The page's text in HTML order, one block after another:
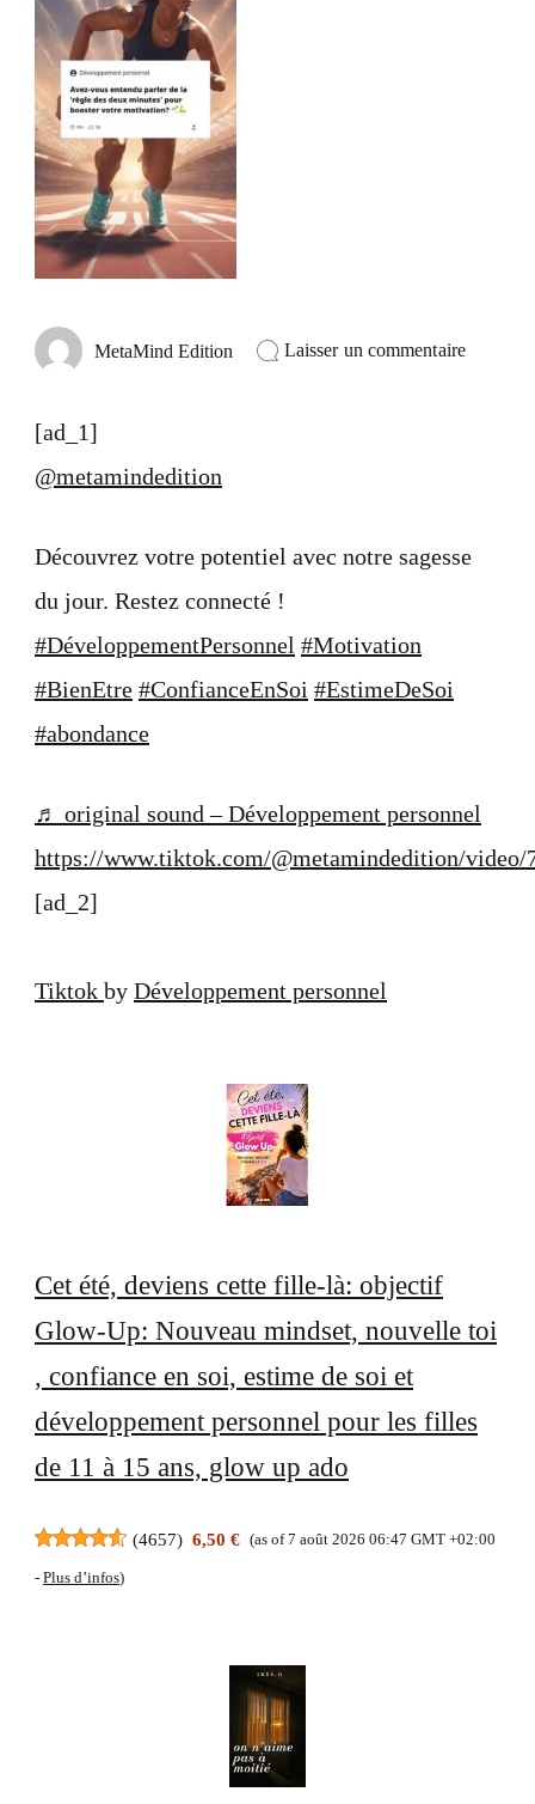
MetaMind Edition Laisser un commentairesur
jour.
[ad_1]
@metamindedition
Découvrez votre potentiel avec notre sagesse
du jour. Restez connecté !
#DéveloppementPersonnel #Motivation
#BienEtre #ConfianceEnSoi #EstimeDeSoi
#abondance
♬ original sound – Développement personnel
https://www.tiktok.com/@metamindedition/video/
[ad_2]
Tiktok by Développement personnel
Cet été, deviens cette fille-là: objectif
Glow-Up: Nouveau mindset, nouvelle toi
, confiance en soi, estime de soi et
développement personnel pour les filles
de 11 à 15 ans, glow up ado
(4657) 6,50 € (as of 7 août 2026 06:47 GMT +02:00
- Plus d’infos)